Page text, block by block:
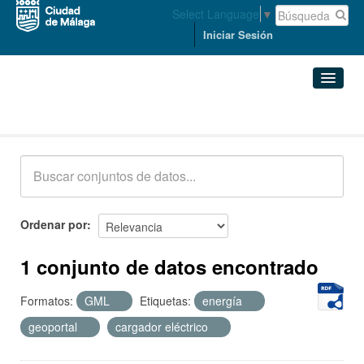
Select Language ▼
Iniciar Sesión
Acerca de
Ordenar por
1 conjunto de datos encontrado
Formatos: GML Etiquetas:
energía
geoportal
cargador eléctrico